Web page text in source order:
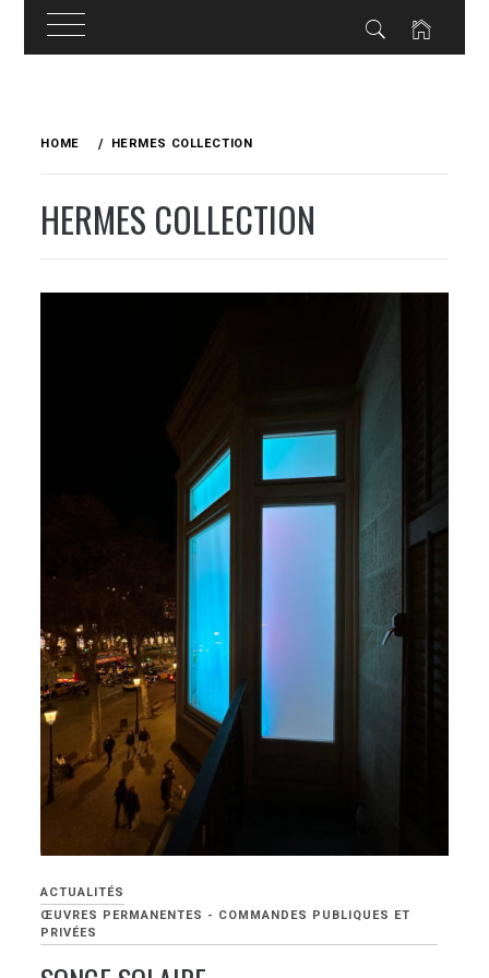
HOME HERMES COLLECTION
HERMES COLLECTION
ACTUALITÉS
ŒUVRES PERMANENTES - COMMANDES PUBLIQUES ET
PRIVÉES